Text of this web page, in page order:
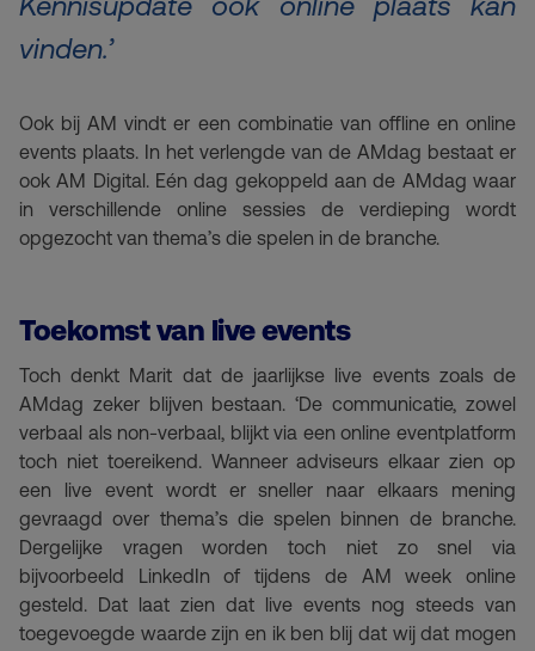
vinden.’
Ook bij AM vindt er een combinatie van offline en online
events plaats. In het verlengde van de AMdag bestaat er
ook AM Digital. Eén dag gekoppeld aan de AMdag waar
in verschillende online sessies de verdieping wordt
opgezocht van thema’s die spelen in de branche.
Toekomst van live events
Toch denkt Marit dat de jaarlijkse live events zoals de
AMdag zeker blijven bestaan. ‘De communicatie, zowel
verbaal als non-verbaal, blijkt via een online eventplatform
toch niet toereikend. Wanneer adviseurs elkaar zien op
een live event wordt er sneller naar elkaars mening
gevraagd over thema’s die spelen binnen de branche.
Dergelijke vragen worden toch niet zo snel via
bijvoorbeeld LinkedIn of tijdens de AM week online
gesteld. Dat laat zien dat live events nog steeds van
toegevoegde waarde zijn en ik ben blij dat wij dat mogen